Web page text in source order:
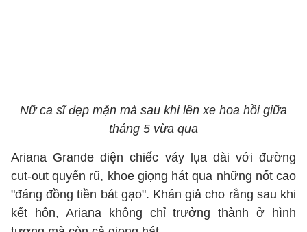
Nữ ca sĩ đẹp mặn mà sau khi lên xe hoa hồi giữa
tháng 5 vừa qua
Ariana Grande diện chiếc váy lụa dài với đường
cut-out quyến rũ, khoe giọng hát qua những nốt cao
"đáng đồng tiền bát gạo". Khán giả cho rằng sau khi
kết hôn, Ariana không chỉ trưởng thành ở hình